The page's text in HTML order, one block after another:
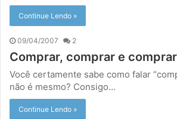
Continue Lendo »
09/04/2007 2
Comprar, comprar e comprar
Você certamente sabe como falar
não é mesmo? Consigo…
Continue Lendo »